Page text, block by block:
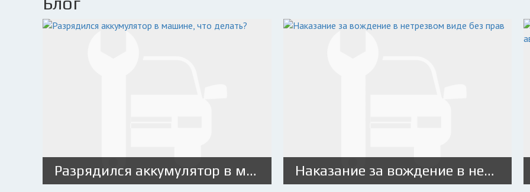
Разрядился аккумулятор в машине, что делать? Наказание за вождение в нетрезвом виде без прав